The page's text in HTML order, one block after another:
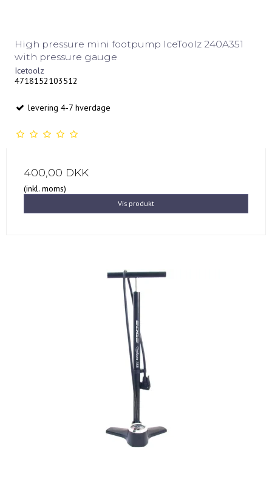
High pressure mini footpump IceToolz 240A351
with pressure gauge
Icetoolz
4718152103512
levering 4-7 hverdage
400,00 DKK
(inkl. moms)
Vis produkt